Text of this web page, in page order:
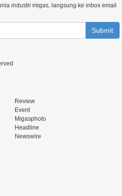
industri migas, langsung ke inbox email
Submit
Review
Event
Migasphoto
Headline
Newswire